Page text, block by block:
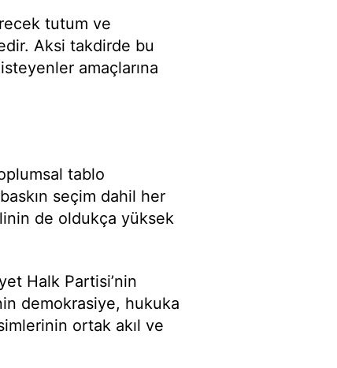
tutum ve
Aksi takdirde bu
amaçlarına
tablo
seçim dahil her
de oldukça yüksek
Halk Partisi’nin
demokrasiye, hukuka
ortak akıl ve